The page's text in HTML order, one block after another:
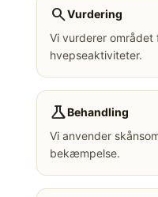
searchVurdering
Vi vurderer
hvepseaktiviteter.
scienceBehandling
Vi anvender
bekæmpelse.